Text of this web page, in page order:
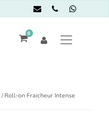
0
/ Roll-on Fraicheur Intense